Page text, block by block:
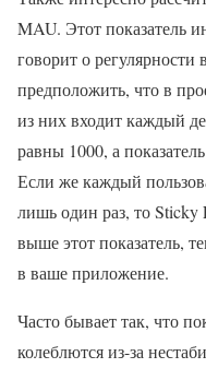
MAU. Этот показатель
говорит о регулярности
предположить, что в
из них входит каждый
равны 1000, а
Если же каждый
лишь один раз, то Sticky
выше этот показатель,
в ваше приложение.
Часто бывает так, что
колеблются из-за